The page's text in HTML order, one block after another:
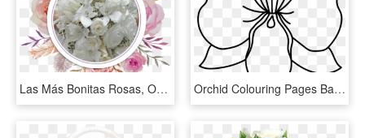
Las Más Bonitas Rosas, Orquideas, Hortencias Además - Flower Watercolor Frame Png, Transparent Png Orchid Colouring Pages Banner Download - Dibujo Para Colorear De La Orquidea, HD Png Download